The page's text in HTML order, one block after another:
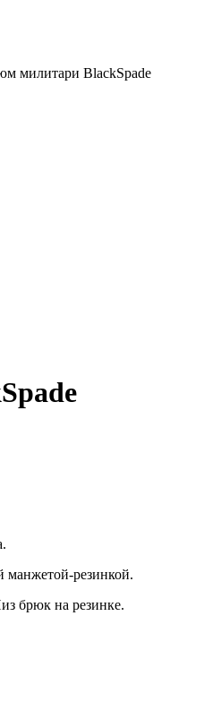
милитари BlackSpade
манжетой-резинкой.
брюк на резинке.